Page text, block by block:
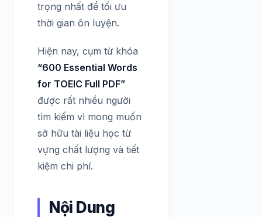
trọng nhất để tối ưu
thời gian ôn luyện.
Hiện nay, cụm từ khóa
“600 Essential Words
for TOEIC Full PDF”
được rất nhiều người
tìm kiếm vì mong muốn
sở hữu tài liệu học từ
vựng chất lượng và tiết
kiệm chi phí.
Nội Dung